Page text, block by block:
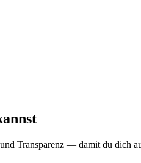
Transparenz — damit du dich